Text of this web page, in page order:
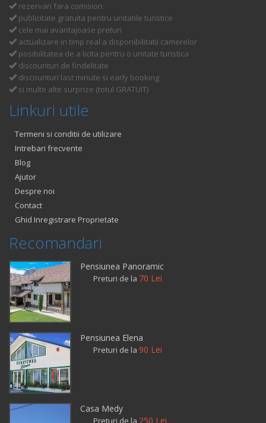
rezervari fara comision
publicitate gratuita pentru unitatile turistice
cele mai avantajoase preturi
actualizare in timp real a disponibilitatii camerelor
posibilitatea de a licita pentru o unitate turistica
discounturi de findelitate
discounturi last minute si early booking
si multe alte surprize (totul GRATUIT)
Linkuri utile
Termeni si conditii de utilizare
Intrebari frecvente
Blog
Ajutor
Despre noi
Contact
Ghid Inregistrare Proprietate
Recomandari
Pensiunea Panoramic
Preturi de la 70 Lei
Pensiunea Elena
Preturi de la 90 Lei
Casa Medy
Preturi de la 250 Lei